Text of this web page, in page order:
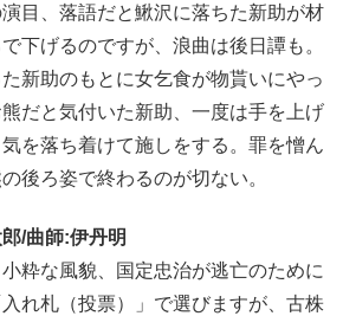
目、落語だと鰍沢に落ちた新助が材
下げるのですが、浪曲は後日譚も。
新助のもとに女乞食が物貰いにやっ
だと気付いた新助、一度は手を上げ
を落ち着けて施しをする。罪を憎ん
後ろ姿で終わるのが切ない。
/曲師:伊丹明
粋な風貌、国定忠治が逃亡のために
れ札（投票）」で選びますが、古株